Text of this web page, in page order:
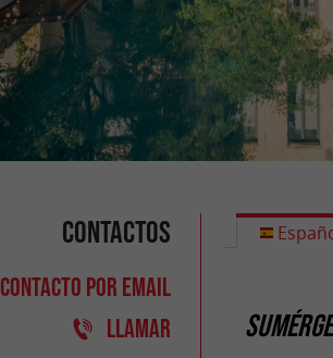
Contactos
CONTACTO POR EMAIL
LLAMAR